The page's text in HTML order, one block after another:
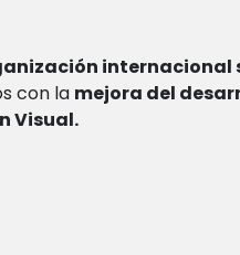
internacional
con la mejora del
Visual.